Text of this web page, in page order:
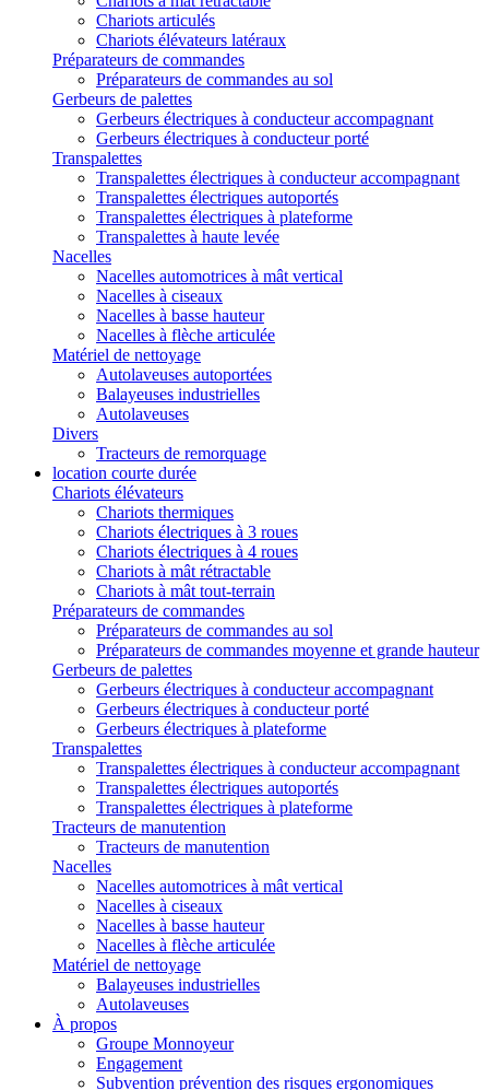
Chariots articulés
Chariots élévateurs latéraux
Préparateurs de commandes
Préparateurs de commandes au sol
Gerbeurs de palettes
Gerbeurs électriques à conducteur accompagnant
Gerbeurs électriques à conducteur porté
Transpalettes
Transpalettes électriques à conducteur accompagnant
Transpalettes électriques autoportés
Transpalettes électriques à plateforme
Transpalettes à haute levée
Nacelles
Nacelles automotrices à mât vertical
Nacelles à ciseaux
Nacelles à basse hauteur
Nacelles à flèche articulée
Matériel de nettoyage
Autolaveuses autoportées
Balayeuses industrielles
Autolaveuses
Divers
Tracteurs de remorquage
location courte durée
Chariots élévateurs
Chariots thermiques
Chariots électriques à 3 roues
Chariots électriques à 4 roues
Chariots à mât rétractable
Chariots à mât tout-terrain
Préparateurs de commandes
Préparateurs de commandes au sol
Préparateurs de commandes moyenne et grande hauteur
Gerbeurs de palettes
Gerbeurs électriques à conducteur accompagnant
Gerbeurs électriques à conducteur porté
Gerbeurs électriques à plateforme
Transpalettes
Transpalettes électriques à conducteur accompagnant
Transpalettes électriques autoportés
Transpalettes électriques à plateforme
Tracteurs de manutention
Tracteurs de manutention
Nacelles
Nacelles automotrices à mât vertical
Nacelles à ciseaux
Nacelles à basse hauteur
Nacelles à flèche articulée
Matériel de nettoyage
Balayeuses industrielles
Autolaveuses
À propos
Groupe Monnoyeur
Engagement
Subvention prévention des risques ergonomiques